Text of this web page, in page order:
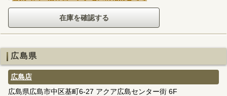
広島県
広島店
広島県広島市中区基町6-27 アクア広島センター街 6F